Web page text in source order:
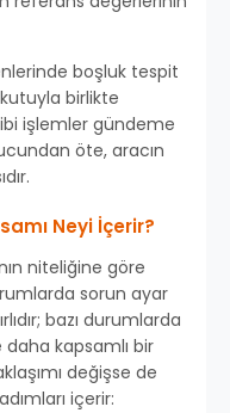
boşluk tespit
birlikte
işlemler gündeme
öte, aracın
Neyi İçerir?
niteliğine göre
sorun ayar
bazı durumlarda
kapsamlı bir
değişse de
içerir: